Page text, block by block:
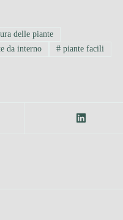
delle piante
da interno # piante facili